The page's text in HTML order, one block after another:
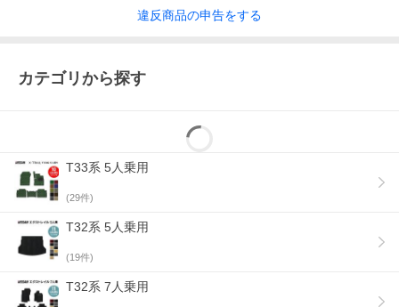
違反商品の申告をする
カテゴリから探す
T33系 5人乗用
(29件)
T32系 5人乗用
(19件)
T32系 7人乗用